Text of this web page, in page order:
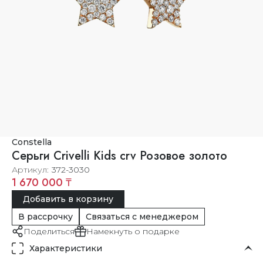
Constella
Серьги Crivelli Kids crv Розовое золото
Артикул 372-3030
1 670 000 ₸
Добавить в корзину
В рассрочку
Связаться с менеджером
Поделиться
Намекнуть о подарке
Характеристики